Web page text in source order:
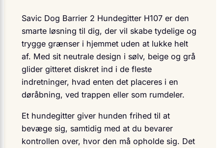
Savic Dog Barrier 2 Hundegitter H107 er den
smarte løsning til dig, der vil skabe tydelige og
trygge grænser i hjemmet uden at lukke helt
af. Med sit neutrale design i sølv, beige og grå
glider gitteret diskret ind i de fleste
indretninger, hvad enten det placeres i en
døråbning, ved trappen eller som rumdeler.
Et hundegitter giver hunden frihed til at
bevæge sig, samtidig med at du bevarer
kontrollen over, hvor den må opholde sig. Det